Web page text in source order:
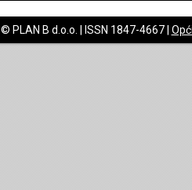
© PLAN B d.o.o. | ISSN 1847-4667 |